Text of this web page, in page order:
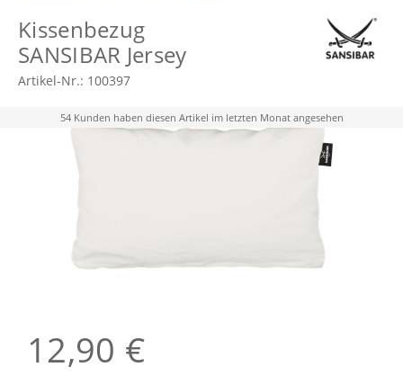
Kissenbezug
SANSIBAR Jersey
Artikel-Nr.: 100397
54 Kunden haben diesen Artikel im letzten Monat angesehen
12,90 €